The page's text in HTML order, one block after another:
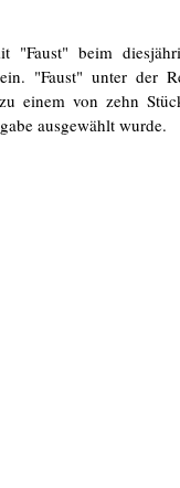
"Faust" beim
"Faust" unter der
einem von zehn
ausgewählt wurde.